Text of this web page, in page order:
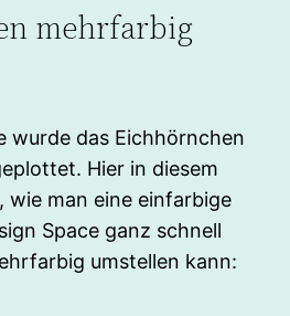
mehrfarbig
wurde das Eichhörnchen
Hier in diesem
wie man eine einfarbige
Space ganz schnell
umstellen kann: